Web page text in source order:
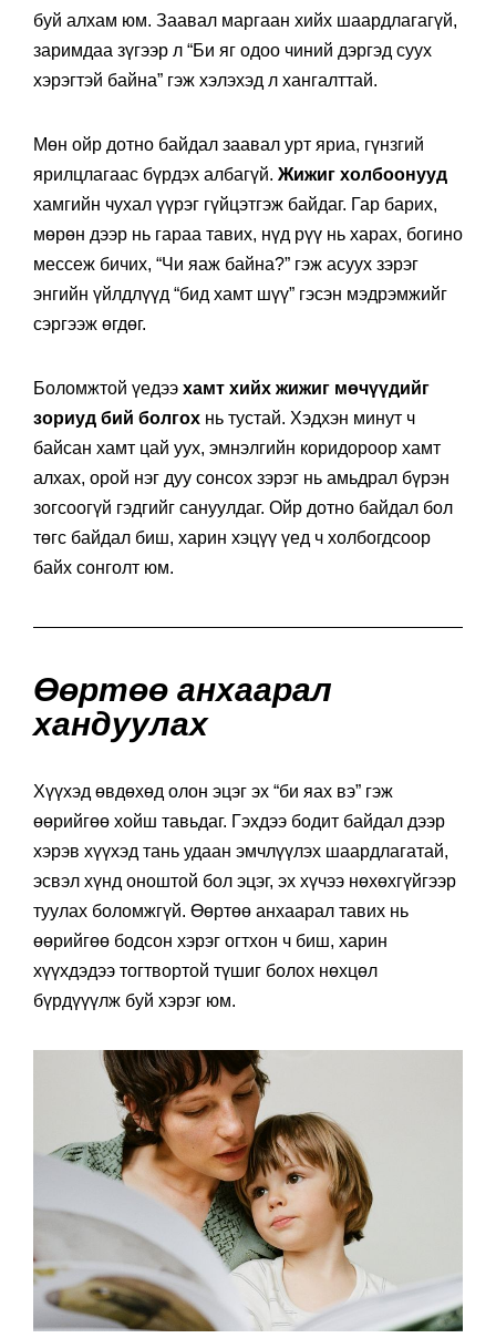
буй алхам юм. Заавал маргаан хийх шаардлагагүй,
заримдаа зүгээр л “Би яг одоо чиний дэргэд суух
хэрэгтэй байна” гэж хэлэхэд л хангалттай.
Мөн ойр дотно байдал заавал урт яриа, гүнзгий
ярилцлагаас бүрдэх албагүй. Жижиг холбоонууд
хамгийн чухал үүрэг гүйцэтгэж байдаг. Гар барих,
мөрөн дээр нь гараа тавих, нүд рүү нь харах, богино
мессеж бичих, “Чи яаж байна?” гэж асуух зэрэг
энгийн үйлдлүүд “бид хамт шүү” гэсэн мэдрэмжийг
сэргээж өгдөг.
Боломжтой үедээ хамт хийх жижиг мөчүүдийг
зориуд бий болгох нь тустай. Хэдхэн минут ч
байсан хамт цай уух, эмнэлгийн коридороор хамт
алхах, орой нэг дуу сонсох зэрэг нь амьдрал бүрэн
зогсоогүй гэдгийг сануулдаг. Ойр дотно байдал бол
төгс байдал биш, харин хэцүү үед ч холбогдсоор
байх сонголт юм.
Өөртөө анхаарал
хандуулах
Хүүхэд өвдөхөд олон эцэг эх “би яах вэ” гэж
өөрийгөө хойш тавьдаг. Гэхдээ бодит байдал дээр
хэрэв хүүхэд тань удаан эмчлүүлэх шаардлагатай,
эсвэл хүнд оноштой бол эцэг, эх хүчээ нөхөхгүйгээр
туулах боломжгүй. Өөртөө анхаарал тавих нь
өөрийгөө бодсон хэрэг огтхон ч биш, харин
хүүхдэдээ тогтвортой түшиг болох нөхцөл
бүрдүүүлж буй хэрэг юм.